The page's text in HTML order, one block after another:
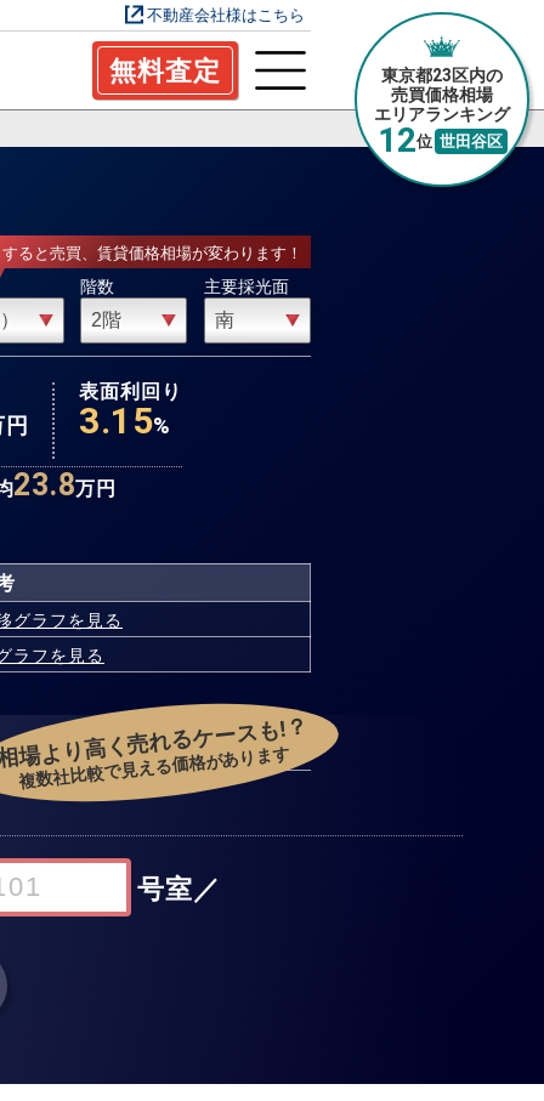
不動産会社様はこちら
無料査定
東京都23区内の
売買価格相場
エリアランキング
12位 世田谷区
ると売買、賃貸価格相場が変わります！
階数 主要採光面
表面利回り
3.15%
23.8万円
グラフを見る
ラフを見る
号室 ／
場より高く売れるケースも!？
複数社比較で見える価格があります